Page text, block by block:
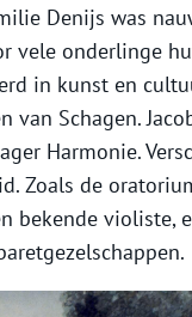
Denijs was
vele onderlinge
in kunst en
Schagen.
Harmonie.
Zoals de
bekende violiste,